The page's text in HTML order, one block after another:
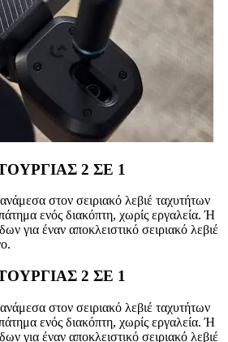
2 ΣΕ 1
στον σειριακό λεβιέ ταχυτήτων
ενός διακόπτη, χωρίς εργαλεία. Ή
για έναν αποκλειστικό σειριακό λεβιέ
2 ΣΕ 1
στον σειριακό λεβιέ ταχυτήτων
ενός διακόπτη, χωρίς εργαλεία. Ή
για έναν αποκλειστικό σειριακό λεβιέ